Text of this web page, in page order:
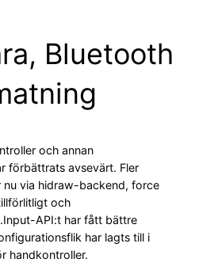
Bluetooth
och annan
förbättrats avsevärt. Fler
nu via hidraw-backend, force
och
API:t har fått bättre
har lagts till i
handkontroller.